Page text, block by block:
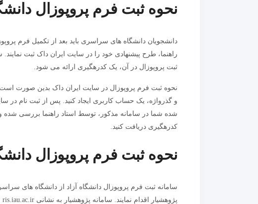
نحوه ثبت فرم پروپوزال
دانشجویان دانشگاه های سراسری باید بعد از تکمیل فرم
ثبت پروپوزال در آن، یک کدرهگیری ارائه می شود.
نحوه ثبت فرم پروپوزال در سایت ایران داک بدین صورت است
و گذرواژه، یک حساب کاربری ایجاد کنید. پس از ثبت نام در
شده شما در سامانه مذکور، توسط استاد راهنما بررسی شده و
کدرهگیری دریافت کنید.
نحوه ثبت فرم پروپوزال
سامانه ثبت فرم پروپوزال دانشگاه آزاد از دانشگاه های